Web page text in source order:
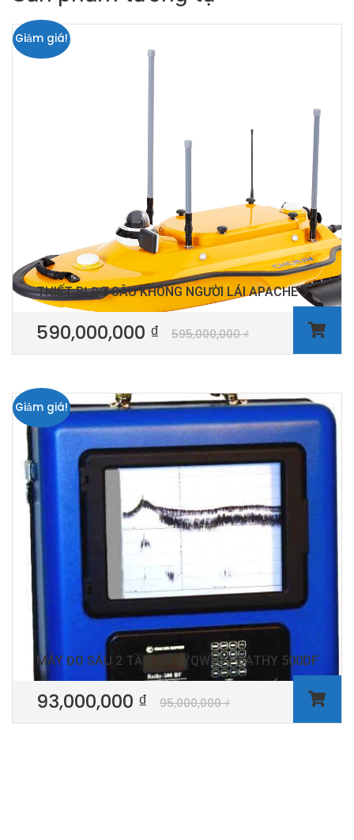
Giảm giá!
THIẾT BỊ ĐO SÂU KHÔNG NGƯỜI LÁI APACHE 3
595,000,000₫
590,000,000 ₫
Giảm giá!
MÁY ĐO SÂU 2 TẦN SỐ SYQWEST BATHY 500DF
95,000,000₫
93,000,000 ₫